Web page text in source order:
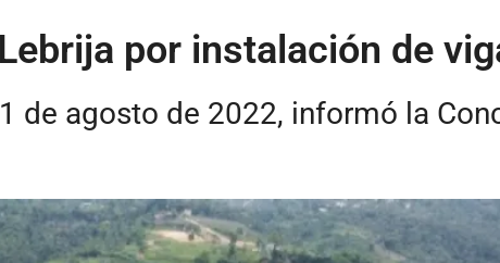
por instalación de
de agosto de 2022, informó la